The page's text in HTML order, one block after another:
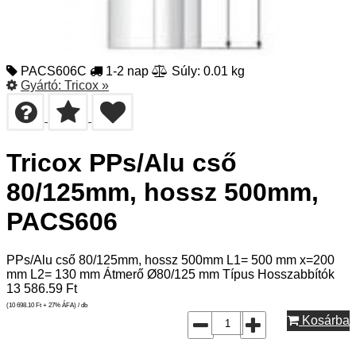
PACS606C 1-2 nap
Súly: 0.01 kg
Gyártó: Tricox »
Tricox PPs/Alu cső
80/125mm, hossz 500mm,
PACS606
PPs/Alu cső 80/125mm, hossz 500mm L1= 500 mm x=200
mm L2= 130 mm Átmerő Ø80/125 mm Típus Hosszabbítók
13 586.59 Ft
(10 698.10 Ft + 27% ÁFA) / db
Kosárba